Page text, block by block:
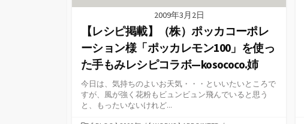
2009年3月2日
【レシピ掲載】（株）ポッカコーポレ
ーション様「ポッカレモン100」を使っ
た手もみレシピコラボ—kosococo.姉
今日は、気持ちのよいお天気・・・といいたいところで
すが、風が強く花粉もビュンビュン飛んでいると思う
と、もったいないけれど...